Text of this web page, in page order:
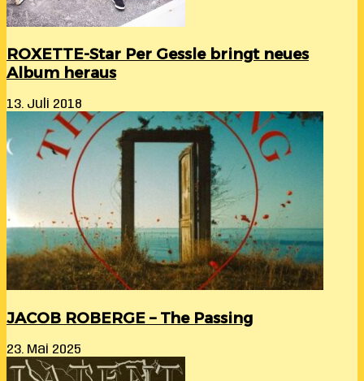
ROXETTE-Star Per Gessle bringt neues
Album heraus
13. Juli 2018
JACOB ROBERGE – The Passing
23. Mai 2025